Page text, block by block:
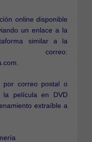
online disponible
un enlace a la
similar a la
correo:
por correo postal o
la película en DVD
extraíble a